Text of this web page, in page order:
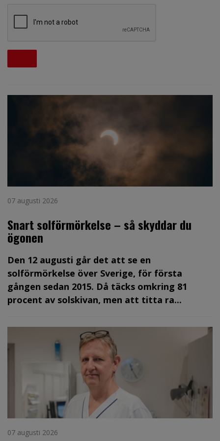
07 augusti 2026
Snart solförmörkelse – så skyddar du
ögonen
Den 12 augusti går det att se en
solförmörkelse över Sverige, för första
gången sedan 2015. Då täcks omkring 81
procent av solskivan, men att titta ra...
07 augusti 2026